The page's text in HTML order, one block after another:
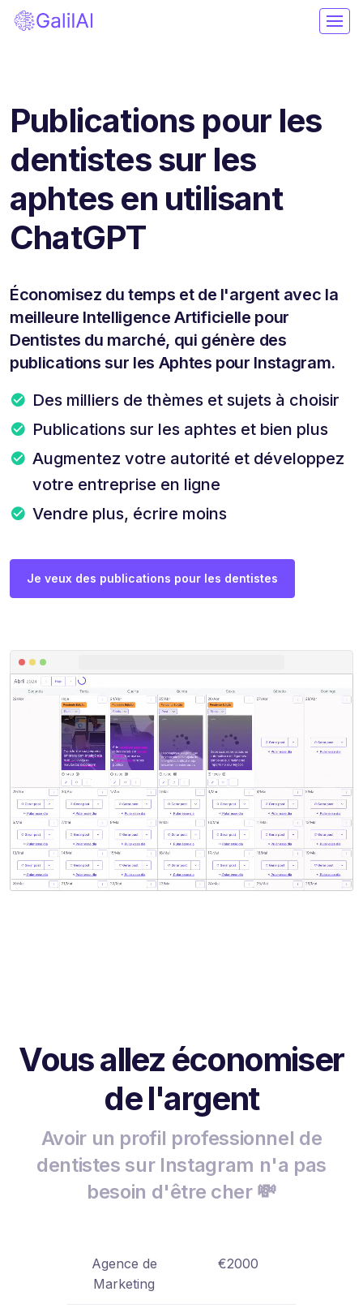
Publications pour les
dentistes sur les
aphtes en utilisant
ChatGPT
Économisez du temps et de l'argent avec la
meilleure Intelligence Artificielle pour
Dentistes du marché, qui génère des
publications sur les Aphtes pour Instagram.
Des milliers de thèmes et sujets à choisir
Publications sur les aphtes et bien plus
Augmentez votre autorité et développez
votre entreprise en ligne
Vendre plus, écrire moins
Je veux des publications pour les dentistes
Vous allez économiser
de l'argent
Avoir un profil professionnel de
dentistes sur Instagram n'a pas
besoin d'être cher 💸
Agence de
Marketing
€2000